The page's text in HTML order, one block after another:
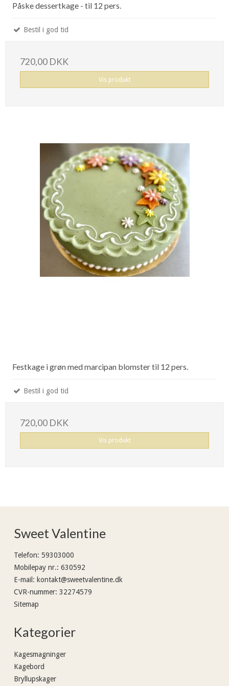
Påske dessertkage - til 12 pers.
Bestil i god tid
720,00 DKK
Vis produkt
Festkage i grøn med marcipan blomster til 12 pers.
Bestil i god tid
720,00 DKK
Vis produkt
Sweet Valentine
Telefon: 59303000
Mobilepay nr.: 630592
E-mail : kontakt@sweetvalentine.dk
CVR-nummer: 32274579
Sitemap
Kategorier
Kagesmagninger
Kagebord
Bryllupskager